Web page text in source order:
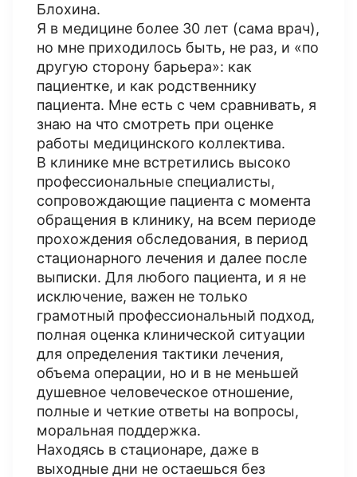
Блохина.
Я в медицине более 30 лет (сама врач),
но мне приходилось быть, не раз, и «по
другую сторону барьера»: как
пациентке, и как родственнику
пациента. Мне есть с чем сравнивать, я
знаю на что смотреть при оценке
работы медицинского коллектива.
В клинике мне встретились высоко
профессиональные специалисты,
сопровождающие пациента с момента
обращения в клинику, на всем периоде
прохождения обследования, в период
стационарного лечения и далее после
выписки. Для любого пациента, и я не
исключение, важен не только
грамотный профессиональный подход,
полная оценка клинической ситуации
для определения тактики лечения,
объема операции, но и в не меньшей
душевное человеческое отношение,
полные и четкие ответы на вопросы,
моральная поддержка.
Находясь в стационаре, даже в
выходные дни не остаешься без